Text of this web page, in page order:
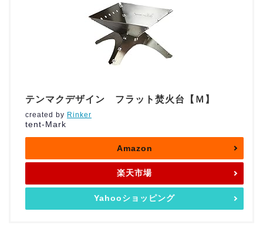
テンマクデザイン フラット焚火台【Ｍ】
created by Rinker
tent-Mark
Amazon
楽天市場
Yahooショッピング